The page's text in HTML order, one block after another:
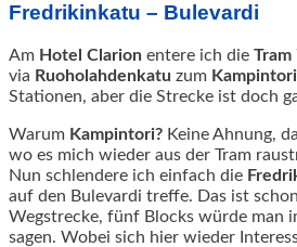
Fredrikinkatu – Bulevardi
Am Hotel Clarion entere ich die Tram
via Ruoholahdenkatu zum
Stationen, aber die Strecke ist doch
Warum Kampintori? Keine Ahnung,
wo es mich wieder aus der Tram
Nun schlendere ich einfach die
auf den Bulevardi treffe. Das ist
Wegstrecke, fünf Blocks würde man
sagen. Wobei sich hier wieder